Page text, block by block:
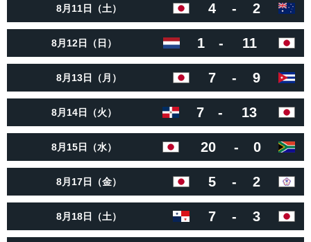
8月11日（土） 4 - 2
8月12日（日） 1 - 11
8月13日（月） 7 - 9
8月14日（火） 7 - 13
8月15日（水） 20 - 0
8月17日（金） 5 - 2
8月18日（土） 7 - 3